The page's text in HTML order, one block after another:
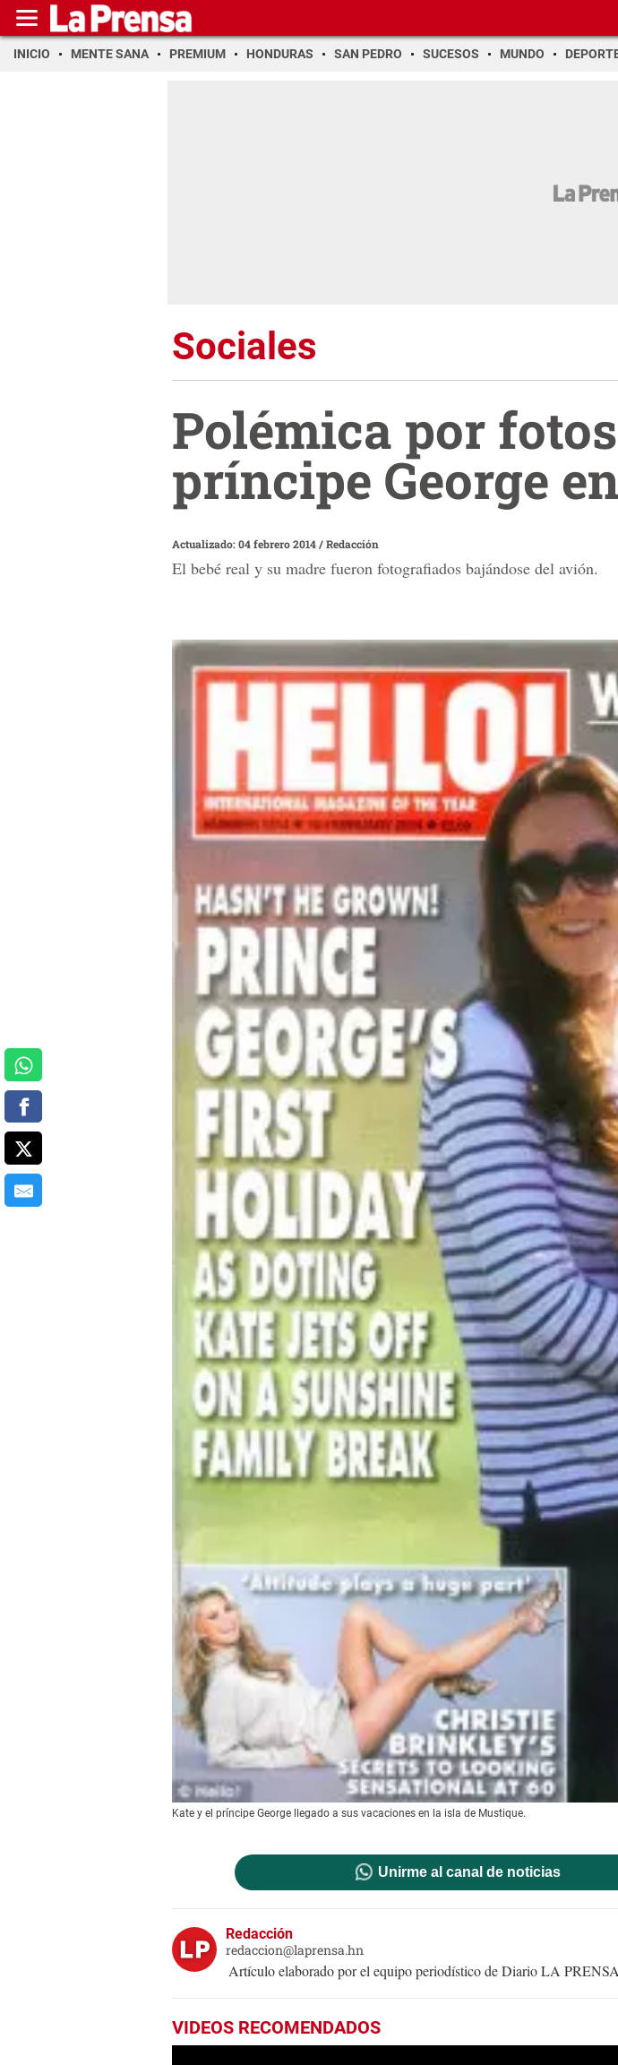
INICIO MENTE SANA PREMIUM HONDURAS SAN PEDRO SUCESOS MUNDO
Sociales
Polémica por
príncipe George
Actualizado: 04 febrero 2014/Redacción
El bebé real y su madre fueron fotografiados bajándose del avión.
Kate y el príncipe George llegado a sus vacaciones en la isla de Mustique.
Unirme al canal de noticias
Redacción
redaccion@laprensa.hn
Artículo elaborado por el equipo periodístico de Diario LA
VIDEOS RECOMENDADOS